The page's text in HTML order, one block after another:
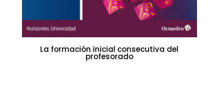
La formación inicial consecutiva del
profesorado